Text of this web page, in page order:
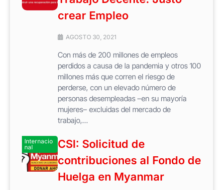
crear Empleo
AGOSTO 30, 2021
Con más de 200 millones de empleos
perdidos a causa de la pandemia y otros 100
millones más que corren el riesgo de
perderse, con un elevado número de
personas desempleadas –en su mayoría
mujeres– excluidas del mercado de
trabajo,...
Internacio
nal
CSI: Solicitud de
contribuciones al Fondo de
Huelga en Myanmar